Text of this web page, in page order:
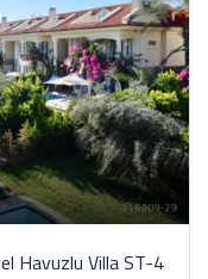
Havuzlu Villa ST-4